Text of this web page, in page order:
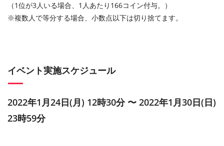
（1位が3人いる場合、1人あたり166コイン付与。）
※複数人で等分する場合、小数点以下は切り捨てます。
イベント実施スケジュール
2022年1月24日(月) 12時30分 〜 2022年1月30日(日)
23時59分